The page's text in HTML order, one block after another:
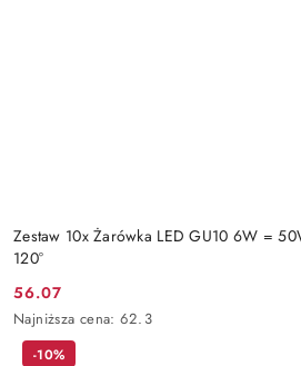
Zestaw 10x Żarówka LED GU10 6W =
120°
Cena
promocyjna:
56.07
Najniższa
cena
Najniższa cena: 62.3
-10%